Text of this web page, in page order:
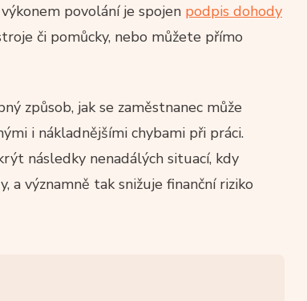
povolání je spojen podpis dohody
či pomůcky, nebo můžete přímo
způsob, jak se zaměstnanec může
i nákladnějšími chybami při práci.
následky nenadálých situací, kdy
a významně tak snižuje finanční riziko